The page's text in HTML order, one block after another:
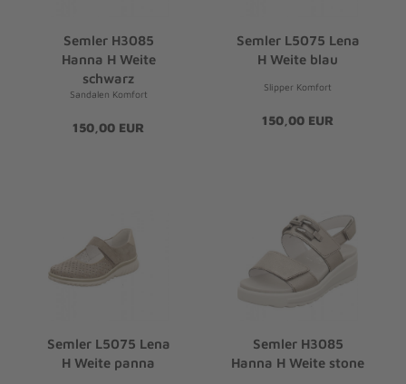
Semler H3085
Hanna H Weite
schwarz
Sandalen Komfort
150,00 EUR
Semler L5075 Lena
H Weite blau
Slipper Komfort
150,00 EUR
Semler L5075 Lena
H Weite panna
Semler H3085
Hanna H Weite stone